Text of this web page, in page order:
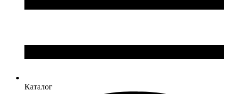
Каталог